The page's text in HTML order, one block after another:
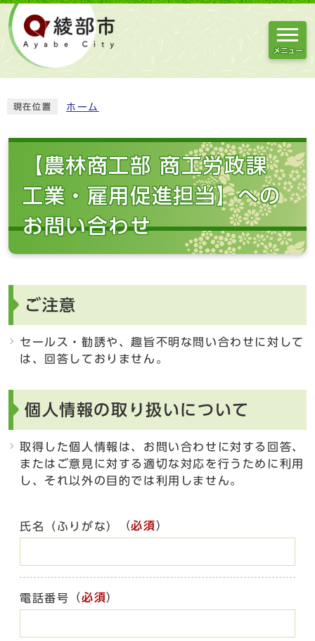
メニュー
現在位置 ホーム
【農林商工部 商工労政課
工業・雇用促進担当】への
お問い合わせ
ご注意
セールス・勧誘や、趣旨不明な問い合わせに対して
は、回答しておりません。
個人情報の取り扱いについて
取得した個人情報は、お問い合わせに対する回答、
またはご意見に対する適切な対応を行うために利用
し、それ以外の目的では利用しません。
氏名（ふりがな） （必須）
電話番号 （必須）